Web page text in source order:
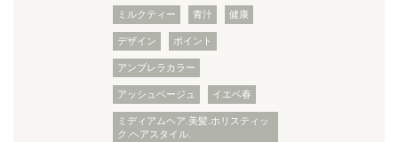
ミルクティー 青汁 健康
デザイン ポイント
アンブレラカラー
アッシュベージュ イエベ春
ミディアムヘア.美髪.ホリスティッ
ク.ヘアスタイル.